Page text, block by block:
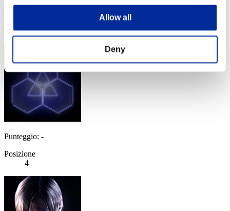
Allow all
Deny
Punteggio: -
3
Punteggio: -
Posizione
4